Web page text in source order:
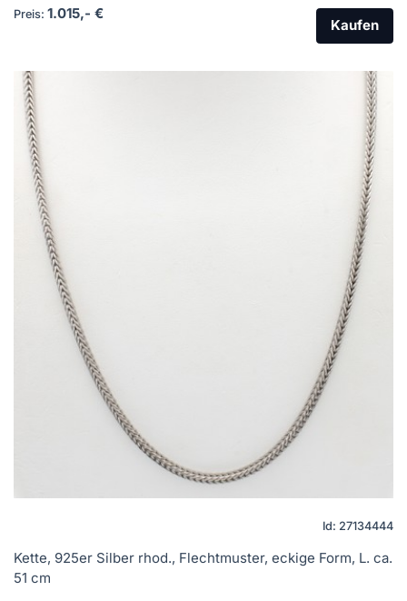
Preis: 1.015,- €
Kaufen
Id: 27134444
Kette, 925er Silber rhod., Flechtmuster, eckige Form, L. ca.
51 cm